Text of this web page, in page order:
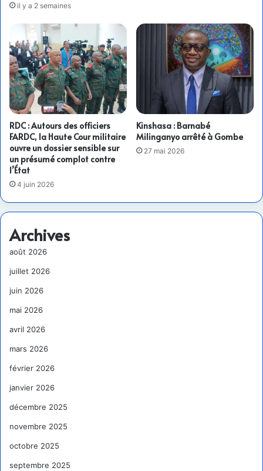
il y a 2 semaines
RDC : Autours des officiers
FARDC, la Haute Cour militaire
ouvre un dossier sensible sur
un présumé complot contre
l’État
4 juin 2026
Kinshasa : Barnabé
Milinganyo arrêté à Gombe
27 mai 2026
Archives
août 2026
juillet 2026
juin 2026
mai 2026
avril 2026
mars 2026
février 2026
janvier 2026
décembre 2025
novembre 2025
octobre 2025
septembre 2025